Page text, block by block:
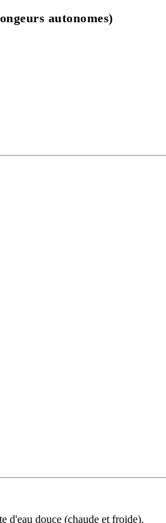
autonomes)
d'eau douce (chaude et froide).